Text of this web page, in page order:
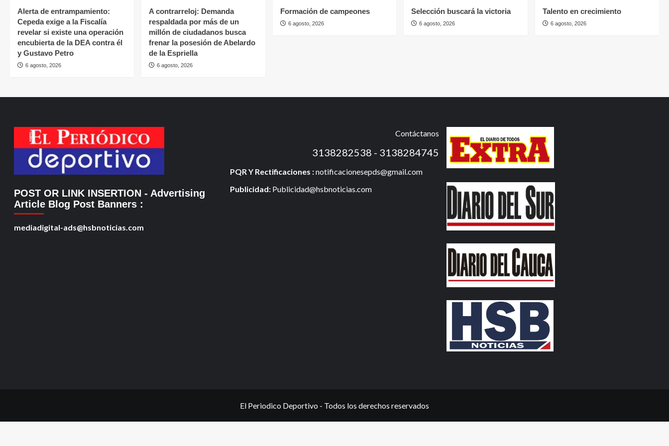
Alerta de entrampamiento:
Cepeda exige a la Fiscalía
revelar si existe una operación
encubierta de la DEA contra él
y Gustavo Petro
6 agosto, 2026
A contrarreloj: Demanda
respaldada por más de un
millón de ciudadanos busca
frenar la posesión de Abelardo
de la Espriella
6 agosto, 2026
Formación de campeones
6 agosto, 2026
Selección buscará la victoria
6 agosto, 2026
Talento en crecimiento
6 agosto, 2026
POST OR LINK INSERTION - Advertising
Article Blog Post Banners :
mediadigital-ads@hsbnoticias.com
Contáctanos
3138282538 - 3138284745
PQR Y Rectificaciones :notificacionesepds@gmail.com
Publicidad: Publicidad@hsbnoticias.com